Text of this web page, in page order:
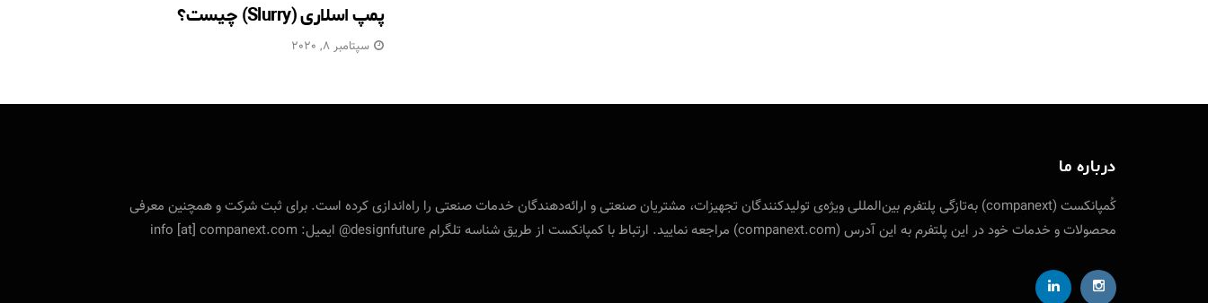
پمپ اسلاری (Slurry) چیست؟
سپتامبر 8, 2020
درباره ما
کُمپانکست (companext) به‌تازگی پلتفرم بین‌المللی ویژه‌ی تولید‌کنندگان تجهیزات، مشتریان صنعتی و ارائه‌دهندگان خدمات صنعتی را راه‌اندازی کرده است. برای ثبت شرکت و همچنین معرفی
محصولات و خدمات خود در این پلتفرم به این آدرس (companext.com) مراجعه نمایید. ارتباط با کمپانکست از طریق شناسه تلگرام designfuture@ ایمیل: info [at] companext.com